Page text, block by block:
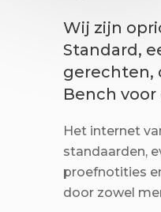
Wij zijn
Standard,
gerechten,
Bench
Het internet
standaarden,
proefnotities
door zowel